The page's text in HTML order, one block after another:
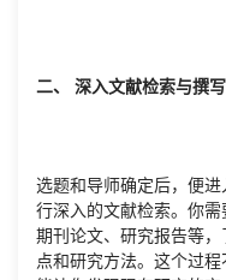
二、 深入文献检索与撰
选题和导师确定后，便
行深入的文献检索。你需
期刊论文、研究报告等
点和研究方法。这个过